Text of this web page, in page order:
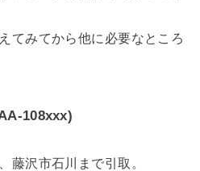
てみてから他に必要なところ
108xxx)
藤沢市石川まで引取。